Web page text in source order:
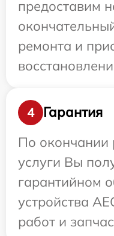
предоставим
ремонта и
4
Гарантия
По окончании
услуги Вы
гарантийном
устройства
работ и